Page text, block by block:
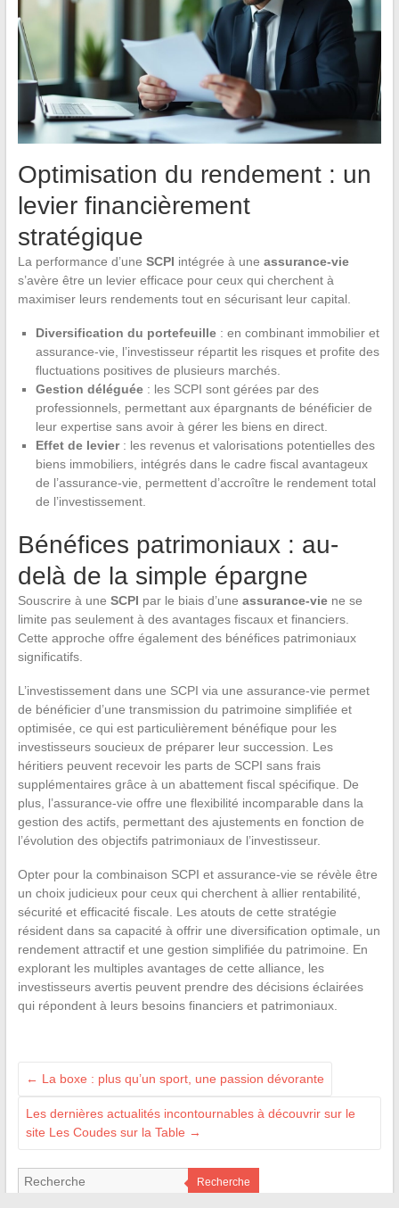
Optimisation du rendement : un
levier financièrement
stratégique
La performance d’une SCPI intégrée à une assurance-vie
s’avère être un levier efficace pour ceux qui cherchent à
maximiser leurs rendements tout en sécurisant leur capital.
Diversification du portefeuille: en combinant immobilier et
assurance-vie, l’investisseur répartit les risques et profite des
fluctuations positives de plusieurs marchés.
Gestion déléguée: les SCPI sont gérées par des
professionnels, permettant aux épargnants de bénéficier de
leur expertise sans avoir à gérer les biens en direct.
Effet de levier: les revenus et valorisations potentielles des
biens immobiliers, intégrés dans le cadre fiscal avantageux
de l’assurance-vie, permettent d’accroître le rendement total
de l’investissement.
Bénéfices patrimoniaux : au-
delà de la simple épargne
Souscrire à une SCPI par le biais d’une assurance-viene se
limite pas seulement à des avantages fiscaux et financiers.
Cette approche offre également des bénéfices patrimoniaux
significatifs.
L’investissement dans une SCPI via une assurance-vie permet
de bénéficier d’une transmission du patrimoine simplifiée et
optimisée, ce qui est particulièrement bénéfique pour les
investisseurs soucieux de préparer leur succession. Les
héritiers peuvent recevoir les parts de SCPI sans frais
supplémentaires grâce à un abattement fiscal spécifique. De
plus, l’assurance-vie offre une flexibilité incomparable dans la
gestion des actifs, permettant des ajustements en fonction de
l’évolution des objectifs patrimoniaux de l’investisseur.
Opter pour la combinaison SCPI et assurance-vie se révèle être
un choix judicieux pour ceux qui cherchent à allier rentabilité,
sécurité et efficacité fiscale. Les atouts de cette stratégie
résident dans sa capacité à offrir une diversification optimale, un
rendement attractif et une gestion simplifiée du patrimoine. En
explorant les multiples avantages de cette alliance, les
investisseurs avertis peuvent prendre des décisions éclairées
qui répondent à leurs besoins financiers et patrimoniaux.
← La boxe : plus qu’un sport, une passion dévorante
Les dernières actualités incontournables à découvrir sur le
site Les Coudes sur la Table →
Recherche